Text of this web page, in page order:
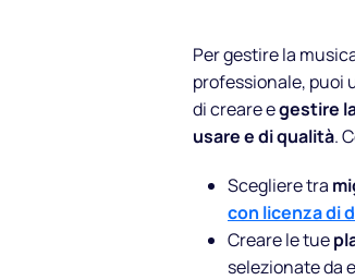
Per gestire la
professionale, puoi
di creare egestire
usare e di qualità.
Scegliere tra
con licenza di
Creare le tue
selezionate da